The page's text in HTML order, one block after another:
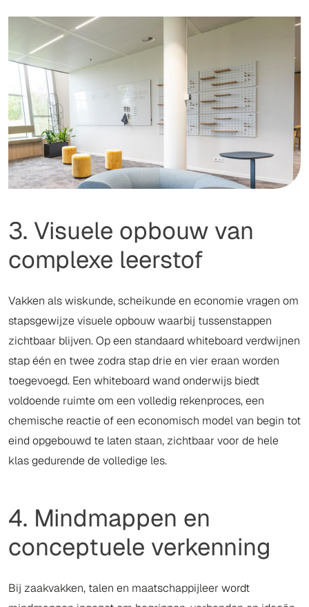
3. Visuele opbouw van
complexe leerstof
Vakken als wiskunde, scheikunde en economie vragen om
stapsgewijze visuele opbouw waarbij tussenstappen
zichtbaar blijven. Op een standaard whiteboard verdwijnen
stap één en twee zodra stap drie en vier eraan worden
toegevoegd. Een whiteboard wand onderwijs biedt
voldoende ruimte om een volledig rekenproces, een
chemische reactie of een economisch model van begin tot
eind opgebouwd te laten staan, zichtbaar voor de hele
klas gedurende de volledige les.
4. Mindmappen en
conceptuele verkenning
Bij zaakvakken, talen en maatschappijleer wordt